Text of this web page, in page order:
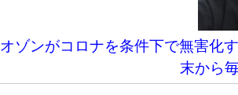
オゾンがコロナを条件下で無害化
末から